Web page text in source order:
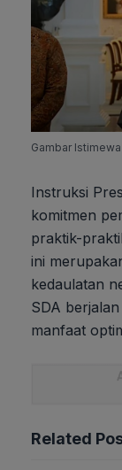
Gambar
Instruksi
komitmen
praktik-
ini
kedaulatan
SDA
manfaat
Related